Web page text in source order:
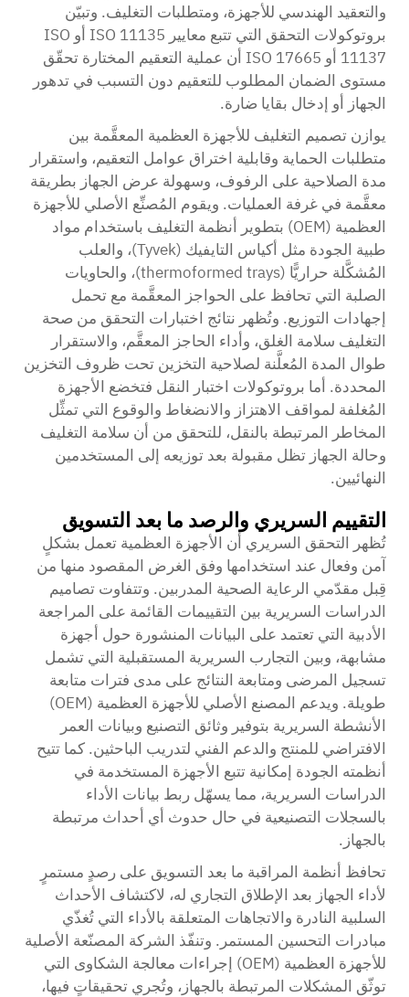
والتعقيد الهندسي للأجهزة، ومتطلبات التغليف. وتبيّن
بروتوكولات التحقق التي تتبع معايير ISO 11135 أو ISO
11137 أو ISO 17665 أن عملية التعقيم المختارة تحقّق
مستوى الضمان المطلوب للتعقيم دون التسبب في تدهور
الجهاز أو إدخال بقايا ضارة.
يوازن تصميم التغليف للأجهزة العظمية المعقَّمة بين
متطلبات الحماية وقابلية اختراق عوامل التعقيم، واستقرار
مدة الصلاحية على الرفوف، وسهولة عرض الجهاز بطريقة
معقَّمة في غرفة العمليات. ويقوم المُصنِّع الأصلي للأجهزة
العظمية (OEM) بتطوير أنظمة التغليف باستخدام مواد
طبية الجودة مثل أكياس التايفيك (Tyvek)، والعلب
المُشكَّلة حراريًّا (thermoformed trays)، والحاويات
الصلبة التي تحافظ على الحواجز المعقَّمة مع تحمل
إجهادات التوزيع. وتُظهر نتائج اختبارات التحقق من صحة
التغليف سلامة الغلق، وأداء الحاجز المعقَّم، والاستقرار
طوال المدة المُعلَّنة لصلاحية التخزين تحت ظروف التخزين
المحددة. أما بروتوكولات اختبار النقل فتخضع الأجهزة
المُغلفة لمواقف الاهتزاز والانضغاط والوقوع التي تمثِّل
المخاطر المرتبطة بالنقل، للتحقق من أن سلامة التغليف
وحالة الجهاز تظل مقبولة بعد توزيعه إلى المستخدمين
النهائيين.
التقييم السريري والرصد ما بعد التسويق
تُظهر التحقق السريري أن الأجهزة العظمية تعمل بشكلٍ
آمن وفعال عند استخدامها وفق الغرض المقصود منها من
قِبل مقدّمي الرعاية الصحية المدربين. وتتفاوت تصاميم
الدراسات السريرية بين التقييمات القائمة على المراجعة
الأدبية التي تعتمد على البيانات المنشورة حول أجهزة
مشابهة، وبين التجارب السريرية المستقبلية التي تشمل
تسجيل المرضى ومتابعة النتائج على مدى فترات متابعة
طويلة. ويدعم المصنع الأصلي للأجهزة العظمية (OEM)
الأنشطة السريرية بتوفير وثائق التصنيع وبيانات العمر
الافتراضي للمنتج والدعم الفني لتدريب الباحثين. كما تتيح
أنظمته الجودة إمكانية تتبع الأجهزة المستخدمة في
الدراسات السريرية، مما يسهّل ربط بيانات الأداء
بالسجلات التصنيعية في حال حدوث أي أحداث مرتبطة
بالجهاز.
تحافظ أنظمة المراقبة ما بعد التسويق على رصدٍ مستمرٍ
لأداء الجهاز بعد الإطلاق التجاري له، لاكتشاف الأحداث
السلبية النادرة والاتجاهات المتعلقة بالأداء التي تُغذّي
مبادرات التحسين المستمر. وتنفّذ الشركة المصنّعة الأصلية
للأجهزة العظمية (OEM) إجراءات معالجة الشكاوى التي
توثّق المشكلات المرتبطة بالجهاز، وتُجري تحقيقاتٍ فيها،